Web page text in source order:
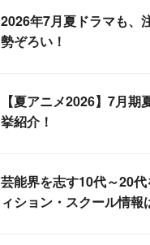
2026年7月夏ドラマも、
勢ぞろい！
【夏アニメ2026】7月期
挙紹介！
芸能界を志す10代～20
ィション・スクール情報